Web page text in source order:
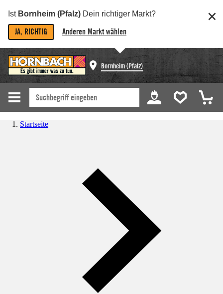
Ist Bornheim (Pfalz) Dein richtiger Markt?
JA, RICHTIG Anderen Markt wählen
Bornheim (Pfalz)
Startseite